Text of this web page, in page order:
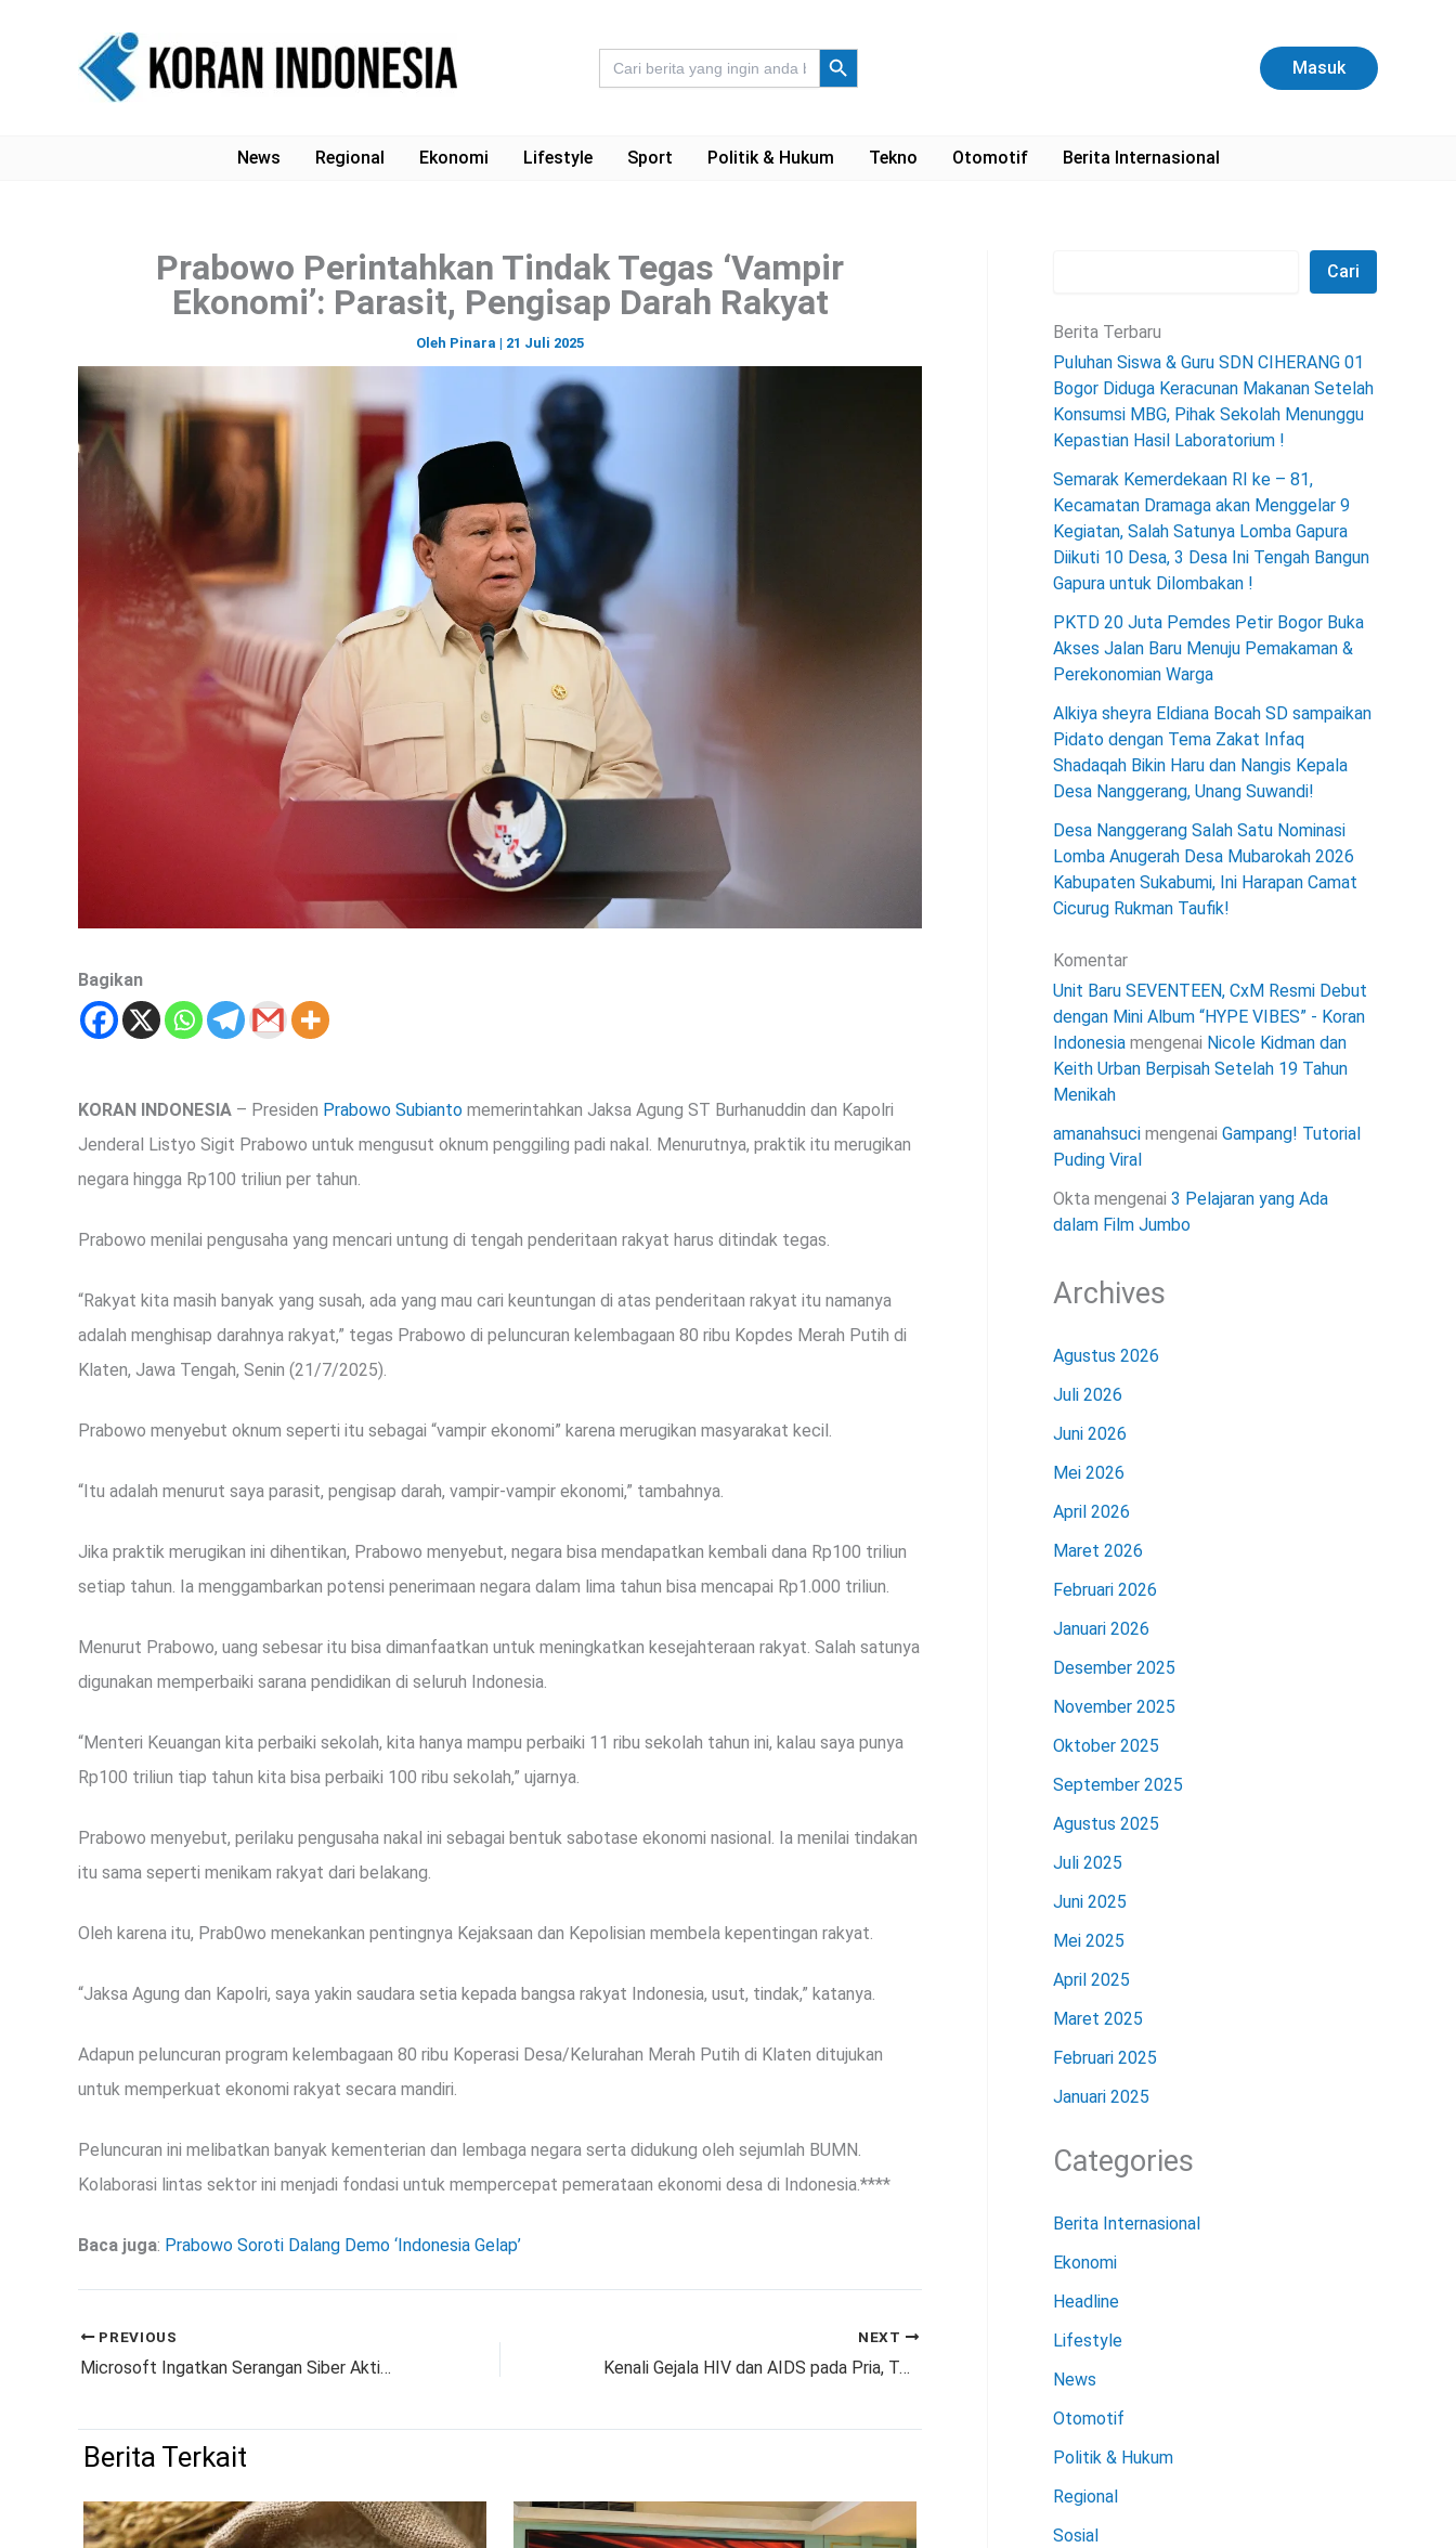
Search
for:
Search Button
Masuk
News Regional Ekonomi Lifestyle Sport Politik & Hukum Tekno Otomotif Berita Internasional
Prabowo Perintahkan Tindak Tegas ‘Vampir
Ekonomi’: Parasit, Pengisap Darah Rakyat
Oleh Pinara | 21 Juli 2025
Bagikan
KORAN INDONESIA – Presiden Prabowo Subianto memerintahkan Jaksa Agung ST Burhanuddin dan Kapolri
Jenderal Listyo Sigit Prabowo untuk mengusut oknum penggiling padi nakal. Menurutnya, praktik itu merugikan
negara hingga Rp100 triliun per tahun.
Prabowo menilai pengusaha yang mencari untung di tengah penderitaan rakyat harus ditindak tegas.
“Rakyat kita masih banyak yang susah, ada yang mau cari keuntungan di atas penderitaan rakyat itu namanya
adalah menghisap darahnya rakyat,” tegas Prabowo di peluncuran kelembagaan 80 ribu Kopdes Merah Putih di
Klaten, Jawa Tengah, Senin (21/7/2025).
Prabowo menyebut oknum seperti itu sebagai “vampir ekonomi” karena merugikan masyarakat kecil.
“Itu adalah menurut saya parasit, pengisap darah, vampir-vampir ekonomi,” tambahnya.
Jika praktik merugikan ini dihentikan, Prabowo menyebut, negara bisa mendapatkan kembali dana Rp100 triliun
setiap tahun. Ia menggambarkan potensi penerimaan negara dalam lima tahun bisa mencapai Rp1.000 triliun.
Menurut Prabowo, uang sebesar itu bisa dimanfaatkan untuk meningkatkan kesejahteraan rakyat. Salah satunya
digunakan memperbaiki sarana pendidikan di seluruh Indonesia.
“Menteri Keuangan kita perbaiki sekolah, kita hanya mampu perbaiki 11 ribu sekolah tahun ini, kalau saya punya
Rp100 triliun tiap tahun kita bisa perbaiki 100 ribu sekolah,” ujarnya.
Prabowo menyebut, perilaku pengusaha nakal ini sebagai bentuk sabotase ekonomi nasional. Ia menilai tindakan
itu sama seperti menikam rakyat dari belakang.
Oleh karena itu, Prab0wo menekankan pentingnya Kejaksaan dan Kepolisian membela kepentingan rakyat.
“Jaksa Agung dan Kapolri, saya yakin saudara setia kepada bangsa rakyat Indonesia, usut, tindak,” katanya.
Adapun peluncuran program kelembagaan 80 ribu Koperasi Desa/Kelurahan Merah Putih di Klaten ditujukan
untuk memperkuat ekonomi rakyat secara mandiri.
Peluncuran ini melibatkan banyak kementerian dan lembaga negara serta didukung oleh sejumlah BUMN.
Kolaborasi lintas sektor ini menjadi fondasi untuk mempercepat pemerataan ekonomi desa di Indonesia.****
Baca juga: Prabowo Soroti Dalang Demo ‘Indonesia Gelap’
PREVIOUS
Microsoft Ingatkan Serangan Siber Aktif, Puluhan Ribu Server Terancam
NEXT
Kenali Gejala HIV dan AIDS pada Pria, Termasuk di Area Kemaluan
Berita Terkait
Cari
Berita Terbaru
Puluhan Siswa & Guru SDN CIHERANG 01
Bogor Diduga Keracunan Makanan Setelah
Konsumsi MBG, Pihak Sekolah Menunggu
Kepastian Hasil Laboratorium !
Semarak Kemerdekaan RI ke – 81,
Kecamatan Dramaga akan Menggelar 9
Kegiatan, Salah Satunya Lomba Gapura
Diikuti 10 Desa, 3 Desa Ini Tengah Bangun
Gapura untuk Dilombakan !
PKTD 20 Juta Pemdes Petir Bogor Buka
Akses Jalan Baru Menuju Pemakaman &
Perekonomian Warga
Alkiya sheyra Eldiana Bocah SD sampaikan
Pidato dengan Tema Zakat Infaq
Shadaqah Bikin Haru dan Nangis Kepala
Desa Nanggerang, Unang Suwandi!
Desa Nanggerang Salah Satu Nominasi
Lomba Anugerah Desa Mubarokah 2026
Kabupaten Sukabumi, Ini Harapan Camat
Cicurug Rukman Taufik!
Komentar
Unit Baru SEVENTEEN, CxM Resmi Debut
dengan Mini Album “HYPE VIBES” - Koran
Indonesia mengenai Nicole Kidman dan
Keith Urban Berpisah Setelah 19 Tahun
Menikah
amanahsuci mengenai Gampang! Tutorial
Puding Viral
Okta mengenai 3 Pelajaran yang Ada
dalam Film Jumbo
Archives
Agustus 2026
Juli 2026
Juni 2026
Mei 2026
April 2026
Maret 2026
Februari 2026
Januari 2026
Desember 2025
November 2025
Oktober 2025
September 2025
Agustus 2025
Juli 2025
Juni 2025
Mei 2025
April 2025
Maret 2025
Februari 2025
Januari 2025
Categories
Berita Internasional
Ekonomi
Headline
Lifestyle
News
Otomotif
Politik & Hukum
Regional
Sosial